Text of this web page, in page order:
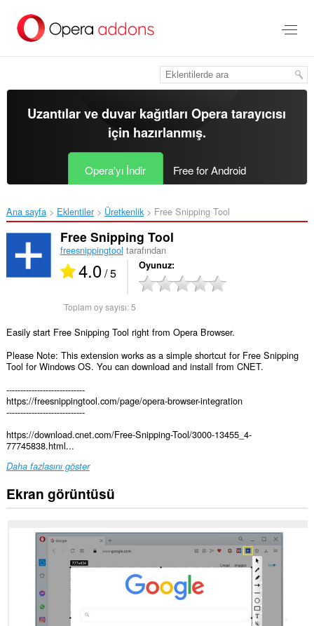
içeriğe
Uzantılar ve duvar kağıtlarıOpera tarayıcısı
için hazırlanmış.
Opera'yı İndir Free for Android
Ana sayfa Eklentiler Üretkenlik Free Snipping Tool‎
Free Snipping Tool
freesnippingtool tarafından
4.0/ 5 Oyunuz
Toplam oy sayısı:5
Easily start Free Snipping Tool right from Opera Browser.
Please Note: This extension works as a simple shortcut for Free Snipping
Tool for Windows OS. You can download and install from CNET.
----------------------------
https://freesnippingtool.com/page/opera-browser-integration
----------------------------
https://download.cnet.com/Free-Snipping-Tool/3000-13455_4-
77745838.html...
Daha fazlasını göster
Ekran görüntüsü